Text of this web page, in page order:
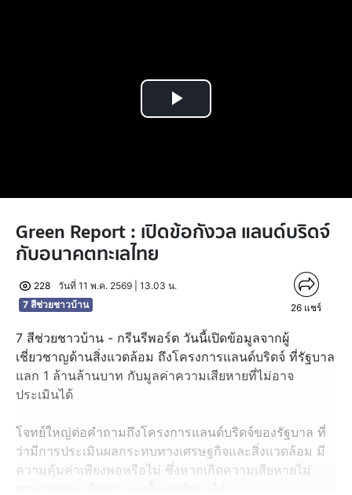
Play
Green Report : เปิดข้อกังวล แลนด์บริดจ์
กับอนาคตทะเลไทย
228
วันที่ 11 พ.ค. 2569 | 13.03 น.
7 สีช่วยชาวบ้าน
26 แชร์
7 สีช่วยชาวบ้าน - กรีนรีพอร์ต วันนี้เปิดข้อมูลจากผู้
เชี่ยวชาญด้านสิ่งแวดล้อม ถึงโครงการแลนด์บริดจ์ ที่รัฐบาล
แลก 1 ล้านล้านบาท กับมูลค่าความเสียหายที่ไม่อาจ
ประเมินได้
โจทย์ใหญ่ต่อคำถามถึงโครงการแลนด์บริดจ์ของรัฐบาล ที่
ว่ามีการประเมินผลกระทบทางเศรษฐกิจและสิ่งแวดล้อม มี
ความคุ้มค่าเพียงพอหรือไม่ ซึ่งหากเกิดความเสียหายไม่